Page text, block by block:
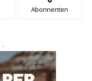
Abonnenten
-